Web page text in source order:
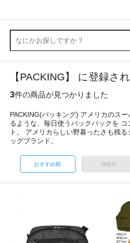
【PACKING】 に登録さ
3件の商品が見つかりました
PACKING(パッキング) アメリカのス
るような、毎日使うバックパックを
ト。 アメリカらしい野暮ったさも残
ッグブランド。
おすすめ順 価格順